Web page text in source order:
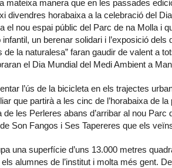
mateixa manera que en les passades
divendres horabaixa a la celebració del
el nou espai públic del Parc de na Molla i
un berenar solidari i l’exposició
de la naturalesa” faran gaudir de valent a
el Dia Mundial del Medi Ambient a
l’ús de la bicicleta en els trajectes
que partirà a les cinc de l’horabaixa de
de les Perleres abans d’arribar al nou
Son Fangos i Ses Tapereres que els
una superfície d’uns 13.000 metres
alumnes de l’institut i molta més gent.